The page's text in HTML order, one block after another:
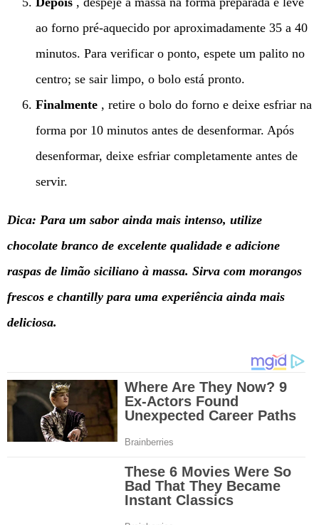
ao forno pré-aquecido por aproximadamente 35 a 40
minutos. Para verificar o ponto, espete um palito no
centro; se sair limpo, o bolo está pronto.
Finalmente , retire o bolo do forno e deixe esfriar na
forma por 10 minutos antes de desenformar. Após
desenformar, deixe esfriar completamente antes de
servir.
Dica: Para um sabor ainda mais intenso, utilize
chocolate branco de excelente qualidade e adicione
raspas de limão siciliano à massa. Sirva com morangos
frescos e chantilly para uma experiência ainda mais
deliciosa.